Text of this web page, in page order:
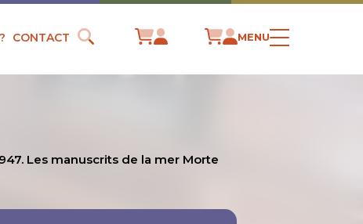
CONTACT MENU
Les manuscrits de la mer Morte